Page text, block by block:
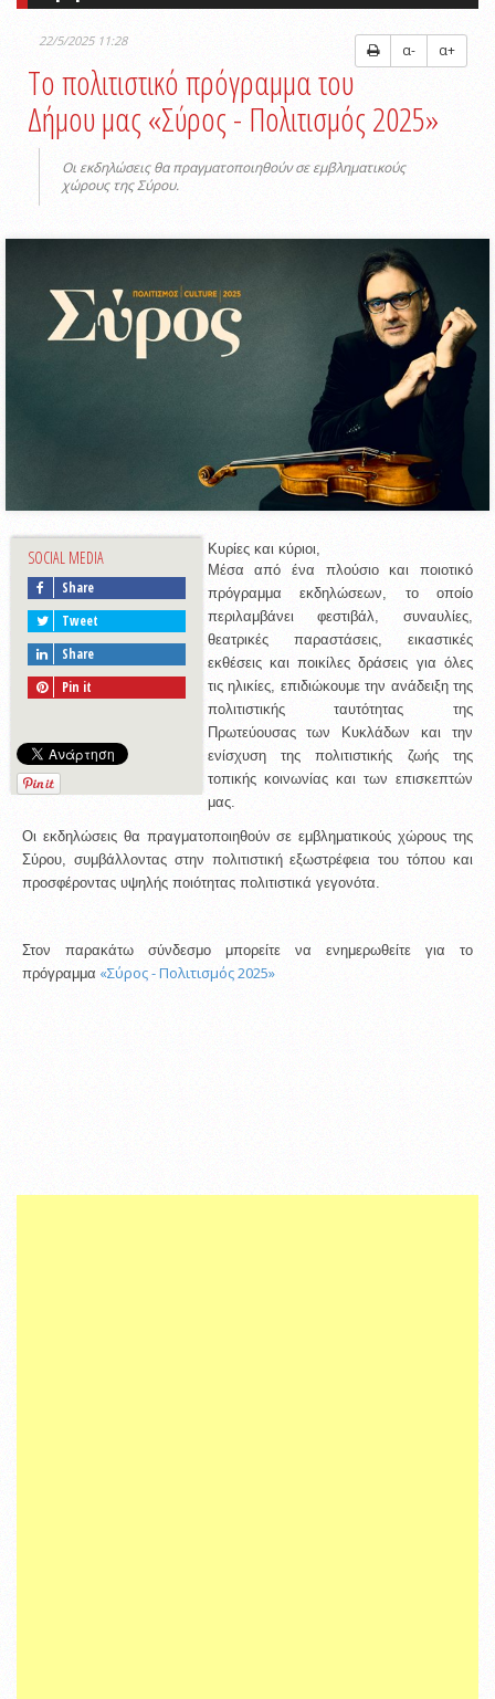
22/5/2025 11:28
α- α+
Tο πολιτιστικό πρόγραμμα του
Δήμου μας «Σύρος - Πολιτισμός 2025»
Οι εκδηλώσεις θα πραγματοποιηθούν σε εμβληματικούς
χώρους της Σύρου.
SOCIAL MEDIA
Share
Tweet
Share
Pin it
Κυρίες και κύριοι,
Μέσα από ένα πλούσιο και ποιοτικό
πρόγραμμα εκδηλώσεων, το οποίο
περιλαμβάνει φεστιβάλ, συναυλίες,
θεατρικές παραστάσεις, εικαστικές
εκθέσεις και ποικίλες δράσεις για όλες
τις ηλικίες, επιδιώκουμε την ανάδειξη της
πολιτιστικής ταυτότητας της
Πρωτεύουσας των Κυκλάδων και την
ενίσχυση της πολιτιστικής ζωής της
τοπικής κοινωνίας και των επισκεπτών
μας.
Οι εκδηλώσεις θα πραγματοποιηθούν σε εμβληματικούς χώρους της
Σύρου, συμβάλλοντας στην πολιτιστική εξωστρέφεια του τόπου και
προσφέροντας υψηλής ποιότητας πολιτιστικά γεγονότα.
Στον παρακάτω σύνδεσμο μπορείτε να ενημερωθείτε για το
πρόγραμμα «Σύρος - Πολιτισμός 2025»